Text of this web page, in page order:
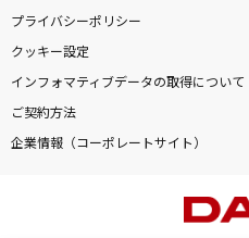
プライバシーポリシー
クッキー設定
インフォマティブデータの取得について
ご契約方法
企業情報（コーポレートサイト）